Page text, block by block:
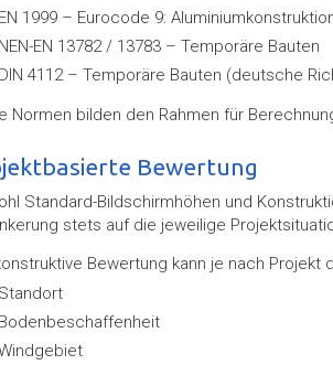
EN 1999 – Eurocode 9:
NEN-EN 13782 / 13783 – Temporäre Bauten
DIN 4112 – Temporäre Bauten (deutsche
Normen bilden den Rahmen für
Bewertung
Standard-Bildschirmhöhen und
stets auf die jeweilige
Bewertung kann je nach
Standort
Bodenbeschaffenheit
Windgebiet